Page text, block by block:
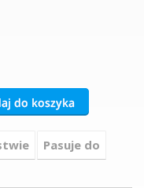
Pasuje do